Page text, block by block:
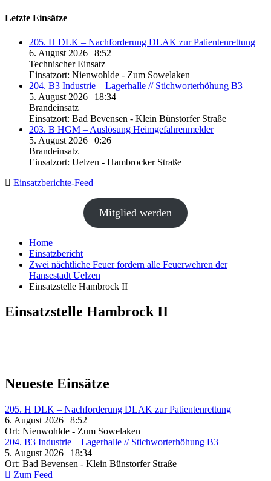
Letzte Einsätze
205. H DLK – Nachforderung DLAK zur Patientenrettung
6. August 2026 | 8:52
Technischer Einsatz
Einsatzort: Nienwohlde - Zum Sowelaken
204. B3 Industrie – Lagerhalle // Stichworterhöhung B3
5. August 2026 | 18:34
Brandeinsatz
Einsatzort: Bad Bevensen - Klein Bünstorfer Straße
203. B HGM – Auslösung Heimgefahrenmelder
5. August 2026 | 0:26
Brandeinsatz
Einsatzort: Uelzen - Hambrocker Straße
Einsatzberichte-Feed
Mitglied werden
Home
Einsatzbericht
Zwei nächtliche Feuer fordern alle Feuerwehren der
Hansestadt Uelzen
Einsatzstelle Hambrock II
Einsatzstelle Hambrock II
Neueste Einsätze
205. H DLK – Nachforderung DLAK zur Patientenrettung
6. August 2026 | 8:52
Ort: Nienwohlde - Zum Sowelaken
204. B3 Industrie – Lagerhalle // Stichworterhöhung B3
5. August 2026 | 18:34
Ort: Bad Bevensen - Klein Bünstorfer Straße
Zum Feed